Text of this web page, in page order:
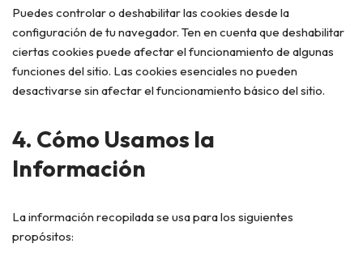
Puedes controlar o deshabilitar las cookies desde la
configuración de tu navegador. Ten en cuenta que deshabilitar
ciertas cookies puede afectar el funcionamiento de algunas
funciones del sitio. Las cookies esenciales no pueden
desactivarse sin afectar el funcionamiento básico del sitio.
4. Cómo Usamos la
Información
La información recopilada se usa para los siguientes
propósitos: